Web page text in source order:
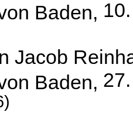
Baden,
Jacob
Baden,